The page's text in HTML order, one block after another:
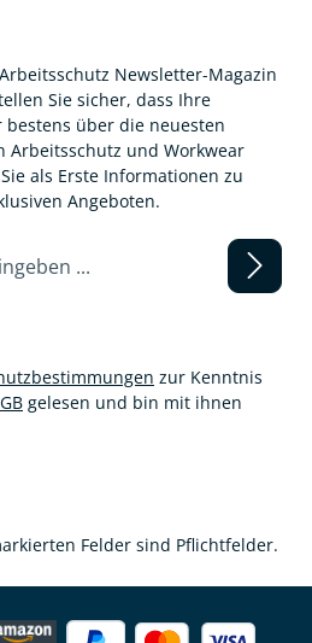
Newsletter-Magazin
Sie sicher, dass Ihre
über die neuesten
Arbeitsschutz und Workwear
als Erste Informationen zu
Angeboten.
zur Kenntnis
gelesen und bin mit ihnen
Felder sind Pflichtfelder.